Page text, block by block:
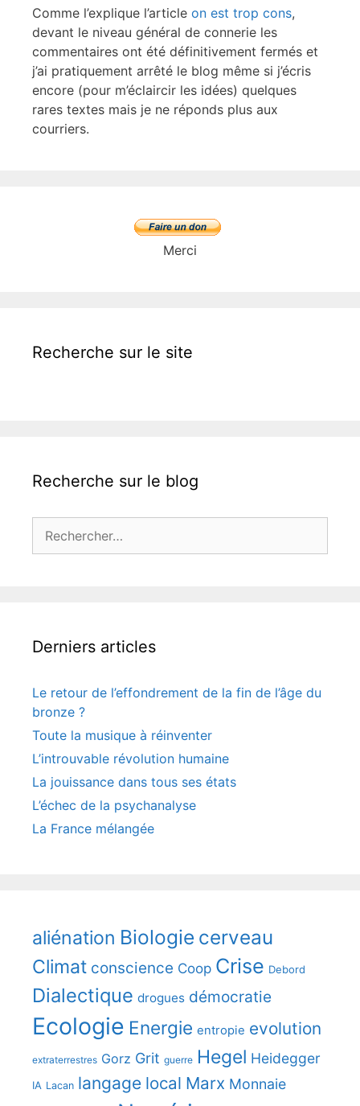
Comme l’explique l’article on est trop cons,
devant le niveau général de connerie les
commentaires ont été définitivement fermés et
j’ai pratiquement arrêté le blog même si j’écris
encore (pour m’éclaircir les idées) quelques
rares textes mais je ne réponds plus aux
courriers.
Merci
Recherche sur le site
Recherche sur le blog
Derniers articles
Le retour de l’effondrement de la fin de l’âge du
bronze ?
Toute la musique à réinventer
L’introuvable révolution humaine
La jouissance dans tous ses états
L’échec de la psychanalyse
La France mélangée
aliénation Biologie cerveau
Climat conscience Coop Crise Debord
Dialectique drogues démocratie
Ecologie Energie entropie evolution
extraterrestres Gorz Grit guerre Hegel Heidegger
IA Lacan langage local Marx Monnaie